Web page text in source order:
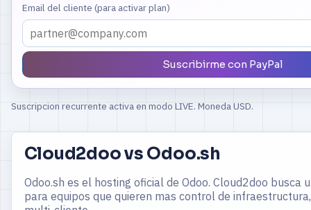
Email del cliente (para activar plan)
Suscribirme con PayPal
Suscripcion recurrente activa en modo LIVE. Moneda USD.
Cloud2doo vs Odoo.sh
Odoo.sh es el hosting oficial de Odoo. Cloud2doo busca
para equipos que quieren mas control de